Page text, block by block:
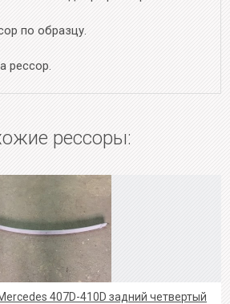
по образцу.
рессор.
рессоры:
407D-410D задний четвертый